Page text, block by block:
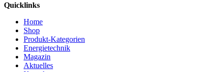
Quicklinks
Home
Shop
Produkt-Kategorien
Energietechnik
Magazin
Aktuelles